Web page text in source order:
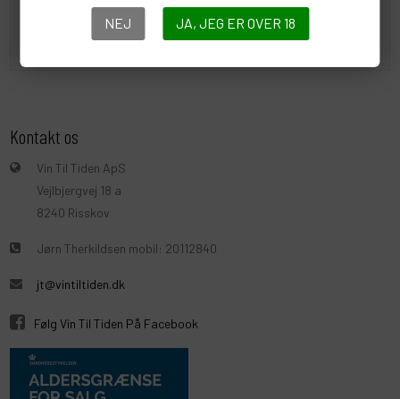
NEJ JA, JEG ER OVER 18
Kontakt os
Vin Til Tiden ApS
Vejlbjergvej 18 a
8240 Risskov
Jørn Therkildsen mobil: 20112840
jt@vintiltiden.dk
Følg Vin Til Tiden På Facebook